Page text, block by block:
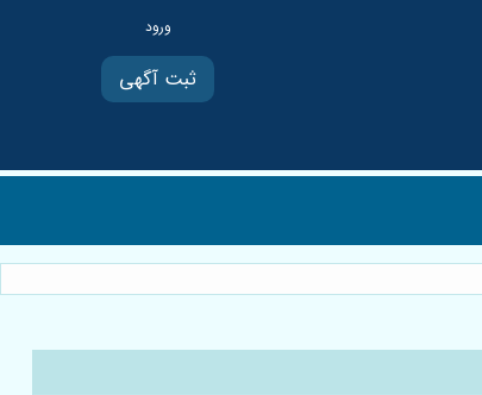
ثبت آگهی